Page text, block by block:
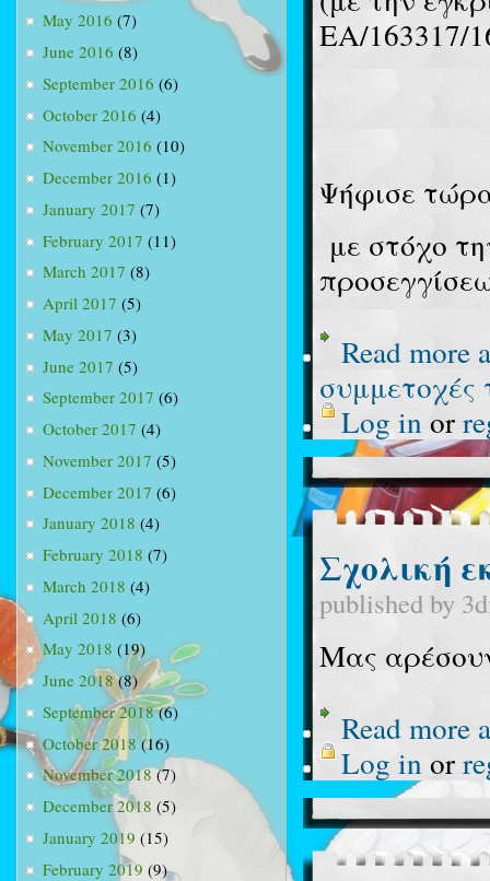
May 2016 (7)
June 2016 (8)
September 2016 (6)
October 2016 (4)
November 2016 (10)
December 2016 (1)
January 2017 (7)
February 2017 (11)
March 2017 (8)
April 2017 (5)
May 2017 (3)
June 2017 (5)
September 2017 (6)
October 2017 (4)
November 2017 (5)
December 2017 (6)
January 2018 (4)
February 2018 (7)
March 2018 (4)
April 2018 (6)
May 2018 (19)
June 2018(8)
September 2018(6)
October 2018(16)
November 2018(7)
December 2018 (5)
January 2019 (15)
February 2019 (9)
ΕΑ/163317/
Ψήφισε
με στόχο
Read more
Log in or
Σχολική
published by
Μας
Read more
Log in or